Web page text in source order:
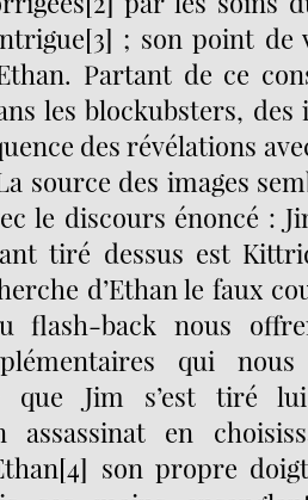
; son point de
Partant de ce
les blockubsters, des
des révélations
source des images
le discours énoncé :
tiré dessus est
d’Ethan le faux
flash-back nous
qui
que Jim s’est tiré
assassinat en
son propre